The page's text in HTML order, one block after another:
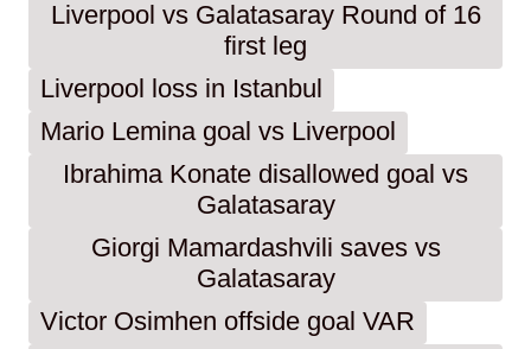
Liverpool vs Galatasaray Round of 16
first leg
Liverpool loss in Istanbul
Mario Lemina goal vs Liverpool
Ibrahima Konate disallowed goal vs
Galatasaray
Giorgi Mamardashvili saves vs
Galatasaray
Victor Osimhen offside goal VAR